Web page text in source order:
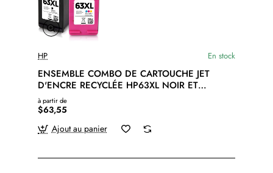
HP En stock
ENSEMBLE COMBO DE CARTOUCHE JET
D'ENCRE RECYCLÉE HP63XL NOIR ET
COULEUR
à partir de
$63,55
Ajout au panier